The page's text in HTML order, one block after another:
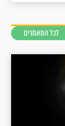
לכל המאמרים